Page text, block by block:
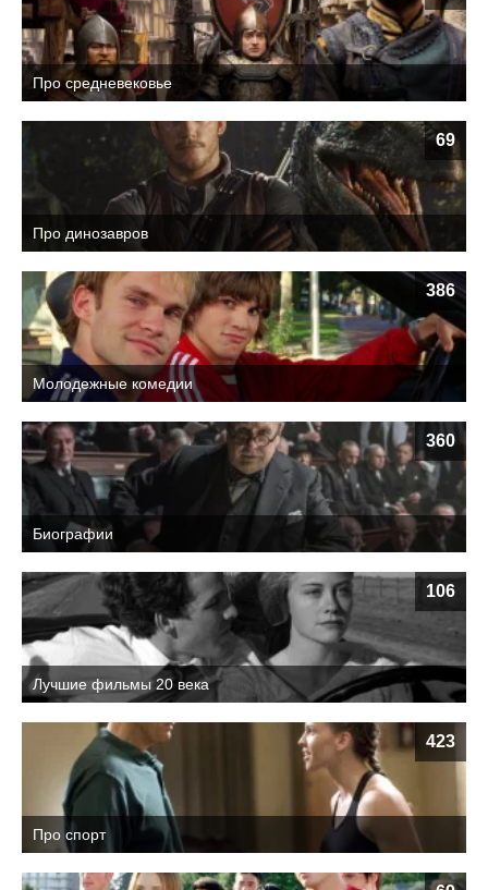
Про средневековье
69
Про динозавров
386
Молодежные комедии
360
Биографии
106
Лучшие фильмы 20 века
423
Про спорт